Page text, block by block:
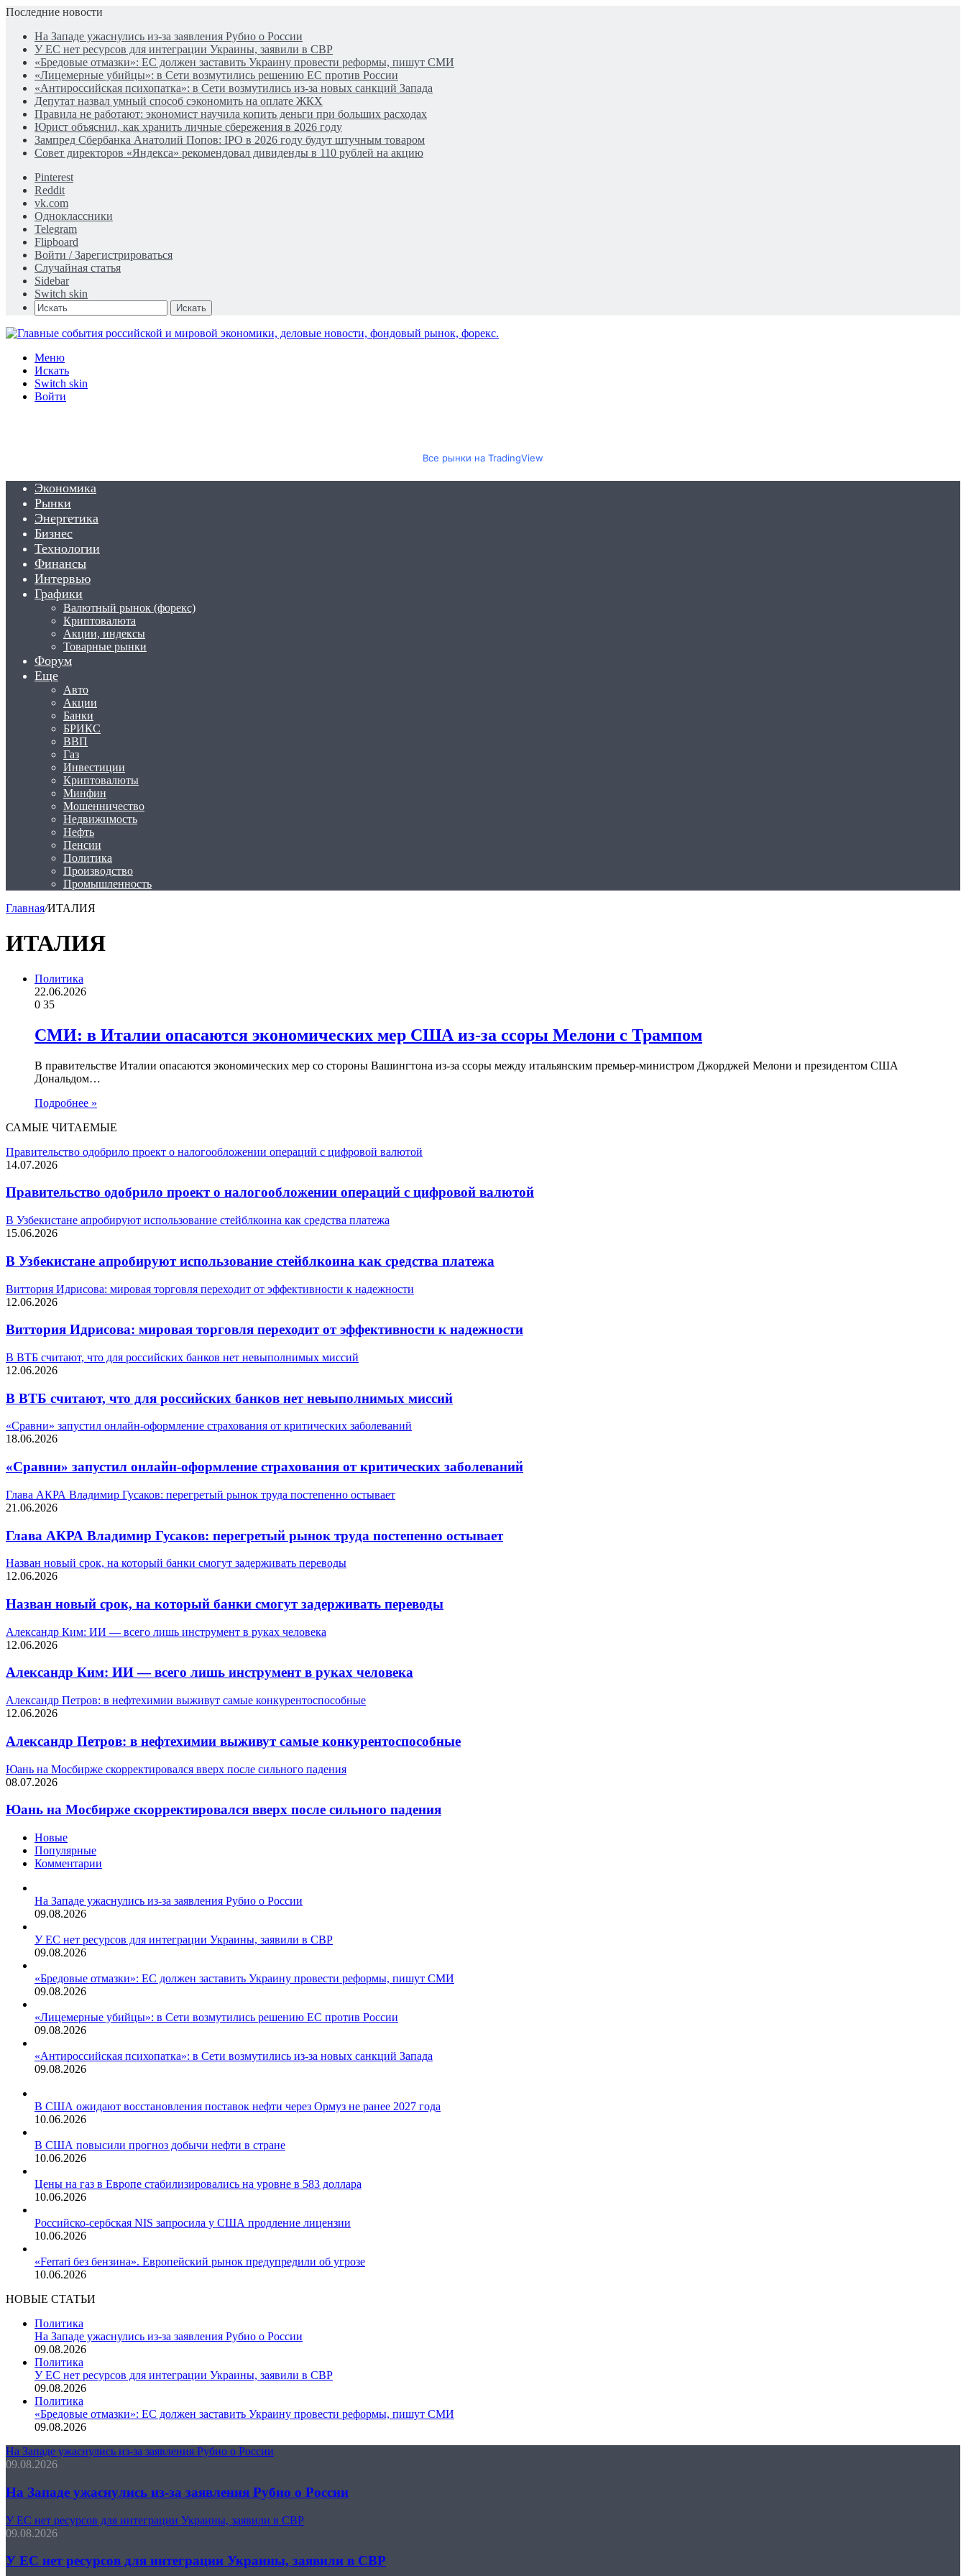
Последние новости
На Западе ужаснулись из-за заявления Рубио о России
У ЕС нет ресурсов для интеграции Украины, заявили в СВР
«Бредовые отмазки»: ЕС должен заставить Украину провести реформы, пишут СМИ
«Лицемерные убийцы»: в Сети возмутились решению ЕС против России
«Антироссийская психопатка»: в Сети возмутились из-за новых санкций Запада
Депутат назвал умный способ сэкономить на оплате ЖКХ
Правила не работают: экономист научила копить деньги при больших расходах
Юрист объяснил, как хранить личные сбережения в 2026 году
Зампред Сбербанка Анатолий Попов: IPO в 2026 году будут штучным товаром
Совет директоров «Яндекса» рекомендовал дивиденды в 110 рублей на акцию
Pinterest
Reddit
vk.com
Одноклассники
Telegram
Flipboard
Войти / Зарегистрироваться
Случайная статья
Sidebar
Switch skin
Искать
Меню
Искать
Switch skin
Войти
Все рынки на TradingView
Экономика
Рынки
Энергетика
Бизнес
Технологии
Финансы
Интервью
Графики
Валютный рынок (форекс)
Криптовалюта
Акции, индексы
Товарные рынки
Форум
Еще
Авто
Акции
Банки
БРИКС
ВВП
Газ
Инвестиции
Криптовалюты
Минфин
Мошенничество
Недвижимость
Нефть
Пенсии
Политика
Производство
Промышленность
Главная/ИТАЛИЯ
ИТАЛИЯ
Политика
22.06.2026
0 35
СМИ: в Италии опасаются экономических мер США из-за ссоры Мелони с Трампом
В правительстве Италии опасаются экономических мер со стороны Вашингтона из-за ссоры между итальянским премьер-министром Джорджей Мелони и президентом США
Дональдом…
Подробнее »
САМЫЕ ЧИТАЕМЫЕ
Правительство одобрило проект о налогообложении операций с цифровой валютой
14.07.2026
Правительство одобрило проект о налогообложении операций с цифровой валютой
В Узбекистане апробируют использование стейблкоина как средства платежа
15.06.2026
В Узбекистане апробируют использование стейблкоина как средства платежа
Виттория Идрисова: мировая торговля переходит от эффективности к надежности
12.06.2026
Виттория Идрисова: мировая торговля переходит от эффективности к надежности
В ВТБ считают, что для российских банков нет невыполнимых миссий
12.06.2026
В ВТБ считают, что для российских банков нет невыполнимых миссий
«Сравни» запустил онлайн-оформление страхования от критических заболеваний
18.06.2026
«Сравни» запустил онлайн-оформление страхования от критических заболеваний
Глава АКРА Владимир Гусаков: перегретый рынок труда постепенно остывает
21.06.2026
Глава АКРА Владимир Гусаков: перегретый рынок труда постепенно остывает
Назван новый срок, на который банки смогут задерживать переводы
12.06.2026
Назван новый срок, на который банки смогут задерживать переводы
Александр Ким: ИИ — всего лишь инструмент в руках человека
12.06.2026
Александр Ким: ИИ — всего лишь инструмент в руках человека
Александр Петров: в нефтехимии выживут самые конкурентоспособные
12.06.2026
Александр Петров: в нефтехимии выживут самые конкурентоспособные
Юань на Мосбирже скорректировался вверх после сильного падения
08.07.2026
Юань на Мосбирже скорректировался вверх после сильного падения
Новые
Популярные
Комментарии
На Западе ужаснулись из-за заявления Рубио о России
09.08.2026
У ЕС нет ресурсов для интеграции Украины, заявили в СВР
09.08.2026
«Бредовые отмазки»: ЕС должен заставить Украину провести реформы, пишут СМИ
09.08.2026
«Лицемерные убийцы»: в Сети возмутились решению ЕС против России
09.08.2026
«Антироссийская психопатка»: в Сети возмутились из-за новых санкций Запада
09.08.2026
В США ожидают восстановления поставок нефти через Ормуз не ранее 2027 года
10.06.2026
В США повысили прогноз добычи нефти в стране
10.06.2026
Цены на газ в Европе стабилизировались на уровне в 583 доллара
10.06.2026
Российско-сербская NIS запросила у США продление лицензии
10.06.2026
«Ferrari без бензина». Европейский рынок предупредили об угрозе
10.06.2026
НОВЫЕ СТАТЬИ
Политика
На Западе ужаснулись из-за заявления Рубио о России
09.08.2026
Политика
У ЕС нет ресурсов для интеграции Украины, заявили в СВР
09.08.2026
Политика
«Бредовые отмазки»: ЕС должен заставить Украину провести реформы, пишут СМИ
09.08.2026
На Западе ужаснулись из-за заявления Рубио о России
09.08.2026
На Западе ужаснулись из-за заявления Рубио о России
У ЕС нет ресурсов для интеграции Украины, заявили в СВР
09.08.2026
У ЕС нет ресурсов для интеграции Украины, заявили в СВР